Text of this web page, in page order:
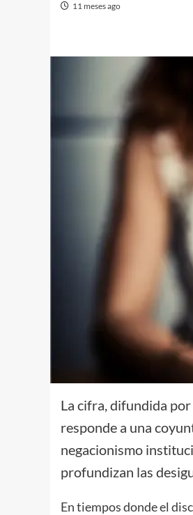
11 meses ago
La cifra, difundida
responde a una
negacionismo
profundizan las
En tiempos donde el